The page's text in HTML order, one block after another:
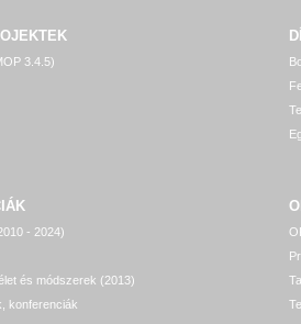
3.4.5)
- 2024)
és módszerek (2013)
konferenciák